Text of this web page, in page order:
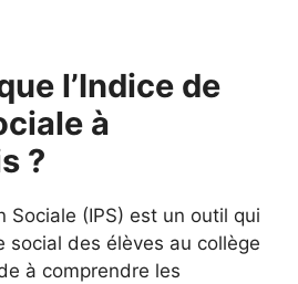
l’Indice de
à
?
Sociale (IPS) est un outil qui
social des élèves au collège
à comprendre les